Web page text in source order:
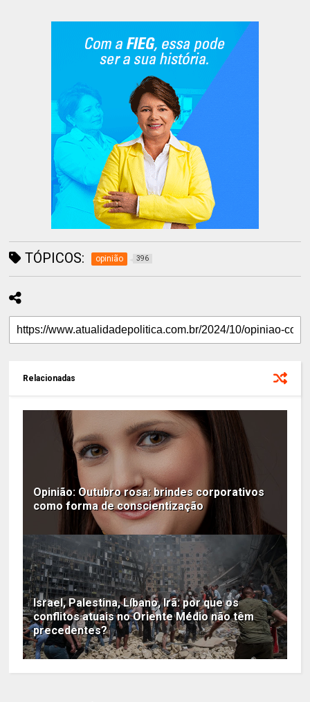
TÓPICOS: opinião 396
Relacionadas
Opinião: Outubro rosa: brindes corporativos
como forma de conscientização
Israel, Palestina, Líbano, Irã: por que os
conflitos atuais no Oriente Médio não têm
precedentes?